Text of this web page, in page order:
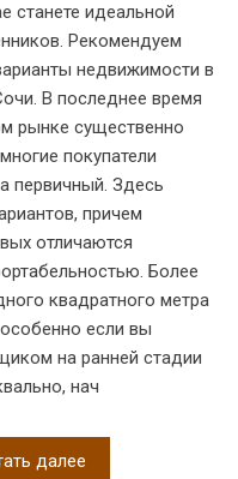
станете идеальной
Рекомендуем
недвижимости в
В последнее время
рынке существенно
покупатели
первичный. Здесь
причем
отличаются
Более
квадратного метра
если вы
на ранней стадии
нач
далее